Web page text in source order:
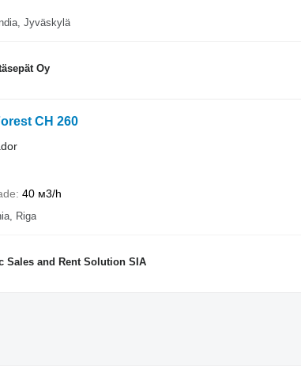
Jyväskylä
Oy
CH 260
40 м3/h
Riga
Sales and Rent Solution SIA